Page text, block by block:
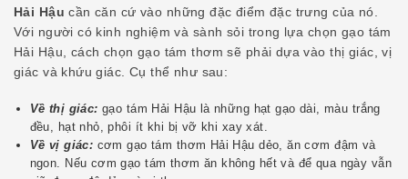
Hải Hậu cần căn cứ vào những đặc điểm đặc trưng của nó.
Với người có kinh nghiệm và sành sỏi trong lựa chọn gạo tám
Hải Hậu, cách chọn gạo tám thơm sẽ phải dựa vào thị giác, vị
giác và khứu giác. Cụ thể như sau:
Về thị giác: gạo tám Hải Hậu là những hạt gạo dài, màu trắng
đều, hạt nhỏ, phôi ít khi bị vỡ khi xay xát.
Về vị giác: cơm gạo tám thơm Hải Hậu dẻo, ăn cơm đậm và
ngon. Nếu cơm gạo tám thơm ăn không hết và để qua ngày vẫn